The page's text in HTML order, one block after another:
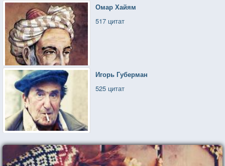
Омар Хайям
517 цитат
Игорь Губерман
525 цитат